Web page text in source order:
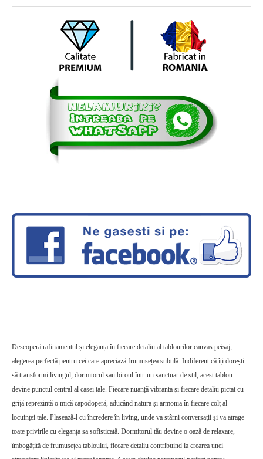
Descoperă rafinamentul și eleganța în fiecare detaliu al tablourilor canvas peisaj,
alegerea perfectă pentru cei care apreciază frumusețea subtilă. Indiferent că îți dorești
să transformi livingul, dormitorul sau biroul într-un sanctuar de stil, acest tablou
devine punctul central al casei tale. Fiecare nuanță vibranta și fiecare detaliu pictat cu
grijă reprezintă o mică capodoperă, aducând natura și armonia în fiecare colț al
locuinței tale. Plasează-l cu încredere în living, unde va stârni conversații și va atrage
toate privirile cu eleganța sa sofisticată. Dormitorul tău devine o oază de relaxare,
îmbogățită de frumusețea tabloului, fiecare detaliu contribuind la crearea unei